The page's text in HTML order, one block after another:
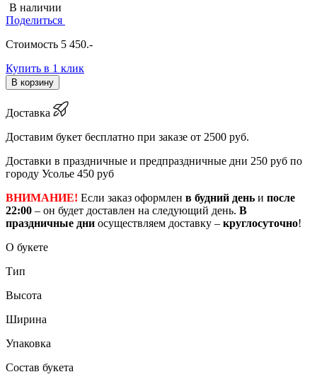
В наличии
Поделиться
Стоимость 5 450.-
Купить в 1 клик
В корзину
Доставка
Доставим букет бесплатно при заказе от 2500 руб.
Доставки в праздничные и предпраздничные дни 250 руб по
городу Усолье 450 руб
ВНИМАНИЕ! Если заказ оформлен в будний день и после
22:00 – он будет доставлен на следующий день. В
праздничные дни осуществляем доставку – круглосуточно!
О букете
Тип
Высота
Ширина
Упаковка
Состав букета